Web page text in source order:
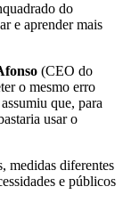
do
e aprender mais
(CEO do
o mesmo erro
que, para
usar o
medidas diferentes
e públicos